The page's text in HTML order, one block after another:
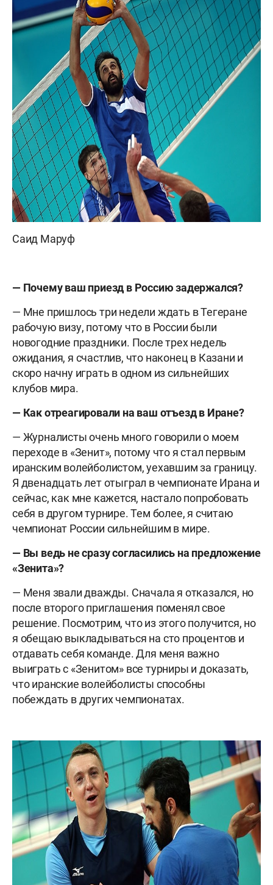
Саид Маруф
— Почему ваш приезд в Россию задержался?
— Мне пришлось три недели ждать в Тегеране
рабочую визу, потому что в России были
новогодние праздники. После трех недель
ожидания, я счастлив, что наконец в Казани и
скоро начну играть в одном из сильнейших
клубов мира.
— Как отреагировали на ваш отъезд в Иране?
— Журналисты очень много говорили о моем
переходе в «Зенит», потому что я стал первым
иранским волейболистом, уехавшим за границу.
Я двенадцать лет отыграл в чемпионате Ирана и
сейчас, как мне кажется, настало попробовать
себя в другом турнире. Тем более, я считаю
чемпионат России сильнейшим в мире.
— Вы ведь не сразу согласились на предложение
«Зенита»?
— Меня звали дважды. Сначала я отказался, но
после второго приглашения поменял свое
решение. Посмотрим, что из этого получится, но
я обещаю выкладываться на сто процентов и
отдавать себя команде. Для меня важно
выиграть с «Зенитом» все турниры и доказать,
что иранские волейболисты способны
побеждать в других чемпионатах.